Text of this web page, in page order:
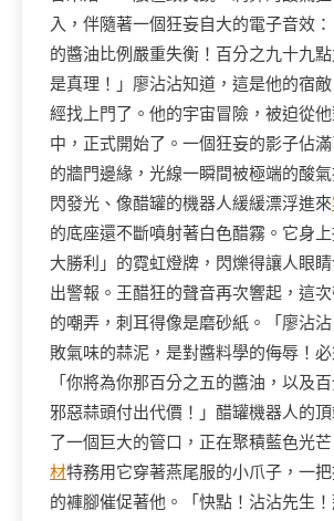
入，伴隨著一個狂妄自大的電子音效
的醬油比例嚴重失衡！百分之九十九
是真理！」廖沾沾知道，這是他的宿
經找上門了。他的宇宙冒險，被迫從
中，正式開始了。一個狂妄的影子佔
的牆門邊緣，光線一瞬間被極端的酸
閃發光、像醋罐的機器人緩緩漂浮進來
的底座還不斷噴射著白色醋霧。它身
大勝利」的霓虹燈牌，閃爍得讓人眼
出警報。王醋狂的聲音再次響起，這
的嘲弄，刺耳得像是磨砂紙。「廖沾
敗氣味的蒜泥，是對醬料學的侮辱！必
「你將為你那百分之五的醬油，以及
邪惡蒜頭付出代價！」醋罐機器人的
了一個巨大的管口，正在聚積藍色光
材特務用它穿著燕尾服的小爪子，一
的褲腳催促著他。「快點！沾沾先生